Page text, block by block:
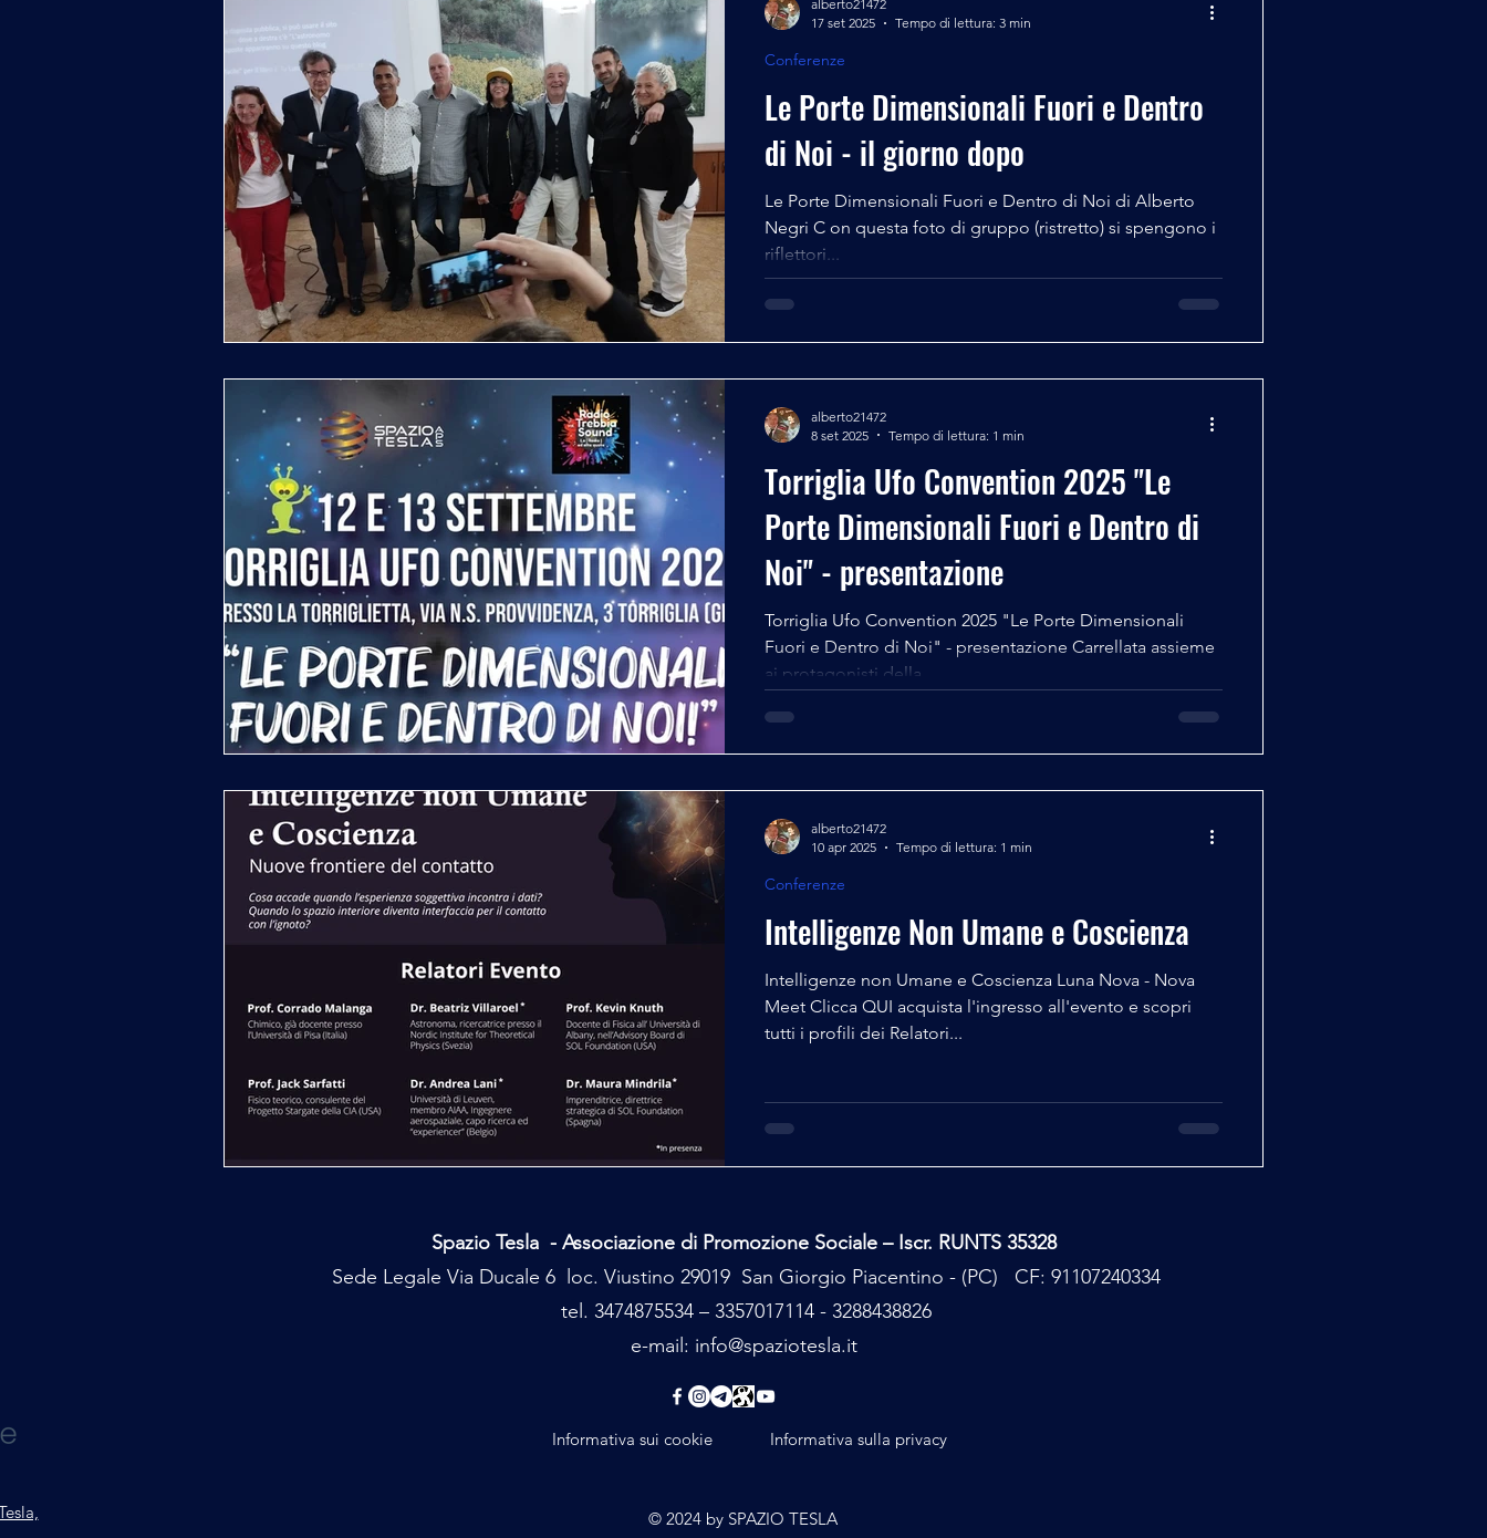
Le Porte Dimensionali Fuori e Dentro
di Noi - il giorno dopo
Le Porte Dimensionali Fuori e Dentro di Noi di Alberto
Negri C on questa foto di gruppo (ristretto) si spengono i
riflettori...
Conferenze
alberto21472
17 set 2025
Tempo di lettura: 3 min
Torriglia Ufo Convention 2025 "Le
Porte Dimensionali Fuori e Dentro di
Noi" - presentazione
Torriglia Ufo Convention 2025 "Le Porte Dimensionali
Fuori e Dentro di Noi" - presentazione Carrellata assieme
ai protagonisti della...
alberto21472
8 set 2025
Tempo di lettura: 1 min
Intelligenze Non Umane e Coscienza
Intelligenze non Umane e Coscienza Luna Nova - Nova
Meet Clicca QUI acquista l'ingresso all'evento e scopri
tutti i profili dei Relatori...
Conferenze
alberto21472
10 apr 2025
Tempo di lettura: 1 min
Spazio Tesla - Associazione di Promozione Sociale – Iscr. RUNTS 35328
Sede Legale Via Ducale 6 loc. Viustino 29019 San Giorgio Piacentino - (PC) CF: 91107240334
tel. 3474875534 – 3357017114 - 3288438826
e-mail: info@spaziotesla.it
Informativa sui cookie Informativa sulla privacy
© 2024 by SPAZIO TESLA